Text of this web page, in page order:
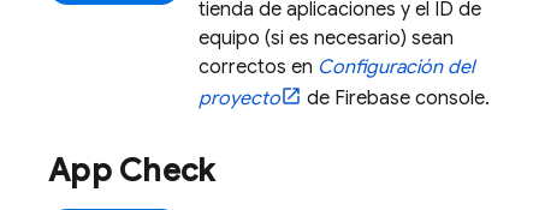
tienda de aplicaciones y el ID de
equipo (si es necesario) sean
correctos en Configuración del
proyecto
de Firebase console.
App Check